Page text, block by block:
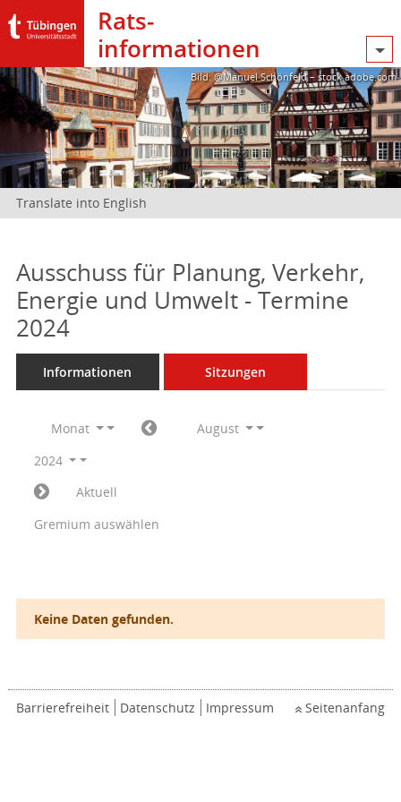
Rats­
informationen
Bild: @Manuel Schönfeld – stock.adobe.com
Translate into English
Ausschuss für Planung, Verkehr,
Energie und Umwelt - Termine
2024
Informationen Sitzungen
Monat
August
2024
Aktuell
Gremium auswählen
Keine Daten gefunden.
Barrierefreiheit Datenschutz Impressum Seitenanfang